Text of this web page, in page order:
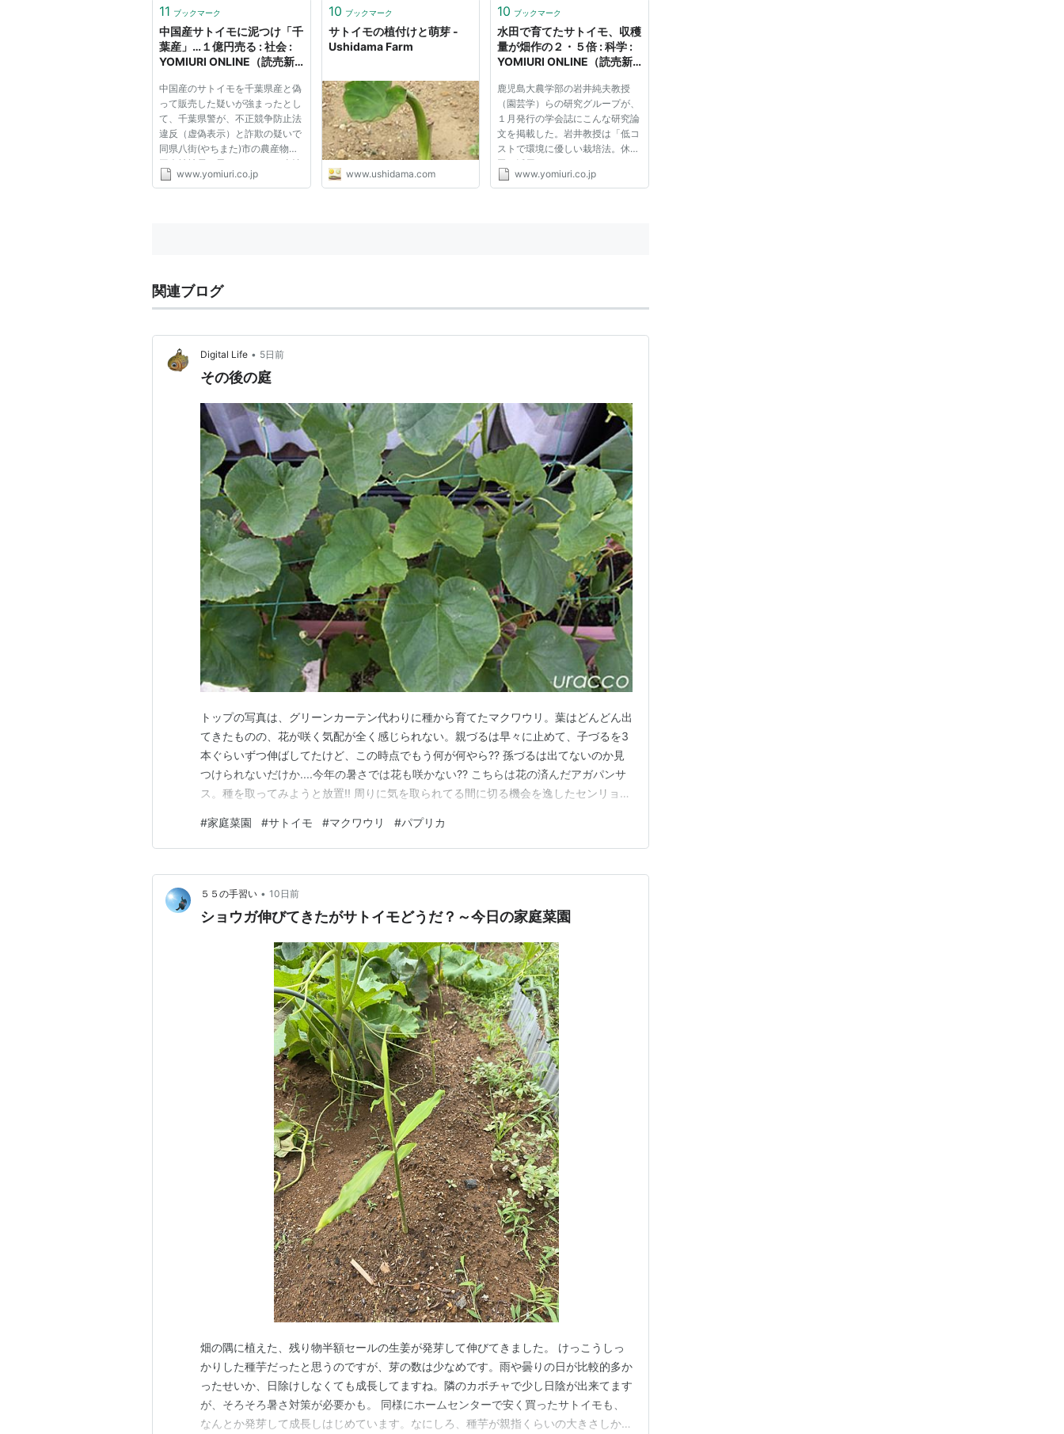
を最大限に生かせば、和食の達人
す。...
11 ブックマーク
中国産サトイモに泥つけ「千
葉産」…１億円売る : 社会 :
YOMIURI ONLINE（読売新
中国産のサトイモを千葉県産と偽
って販売した疑いが強まったとし
て、千葉県警が、不正競争防止法
違反（虚偽表示）と詐欺の疑いで
同県八街(やちまた)市の農産物加
工会社社長の男（６１）らの事情
聴取を始めたことが２４日、捜査
www.yomiuri.co.jp
10 ブックマーク
サトイモの植付けと萌芽 -
Ushidama Farm
www.ushidama.com
10 ブックマーク
水田で育てたサトイモ、収穫
量が畑作の２・５倍 : 科学 :
YOMIURI ONLINE（読売新
鹿児島大農学部の岩井純夫教授
（園芸学）らの研究グループが、
１月発行の学会誌にこんな研究論
文を掲載した。岩井教授は「低コ
ストで環境に優しい栽培法。休耕
田の活用にもつながるのでは」と
期待を寄せている。 サトイモは
www.yomiuri.co.jp
関連ブログ
Digital Life • 5日前
その後の庭
トップの写真は、グリーンカーテン代わりに種から育てたマクワウリ。葉はどんどん出
てきたものの、花が咲く気配が全く感じられない。親づるは早々に止めて、子づるを3
本ぐらいずつ伸ばしてたけど、この時点でもう何が何やら?? 孫づるは出てないのか見
つけられないだけか....今年の暑さでは花も咲かない?? こちらは花の済んだアガパンサ
ス。種を取ってみようと放置!! 周りに気を取られてる間に切る機会を逸したセンリョ
大きくなってきた。 よく見ると....下にもう1組別のが出てきてた。 さらに....反対側に
もその気配。サト…
#家庭菜園 #サトイモ #マクワウリ #パプリカ
５５の手習い • 10日前
ショウガ伸びてきたがサトイモどうだ？～今日の家庭菜園
畑の隅に植えた、残り物半額セールの生姜が発芽して伸びてきました。 けっこうしっ
かりした種芋だったと思うのですが、芽の数は少なめです。雨や曇りの日が比較的多か
ったせいか、日除けしなくても成長してますね。隣のカボチャで少し日陰が出来てます
が、そろそろ暑さ対策が必要かも。 同様にホームセンターで安く買ったサトイモも、
なんとか発芽して成長しはじめています。なにしろ、種芋が親指くらいの大きさしかな